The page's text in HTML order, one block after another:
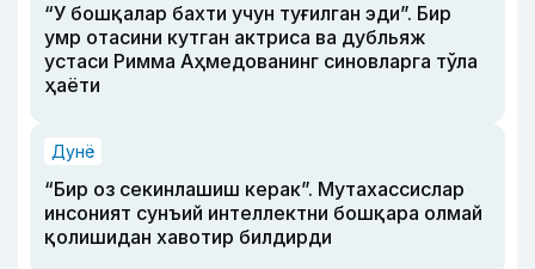
“У бошқалар бахти учун туғилган эди”. Бир
умр отасини кутган актриса ва дубльяж
устаси Римма Аҳмедованинг синовларга тўла
ҳаёти
Дунё
“Бир оз секинлашиш керак”. Мутахассислар
инсоният сунъий интеллектни бошқара олмай
қолишидан хавотир билдирди